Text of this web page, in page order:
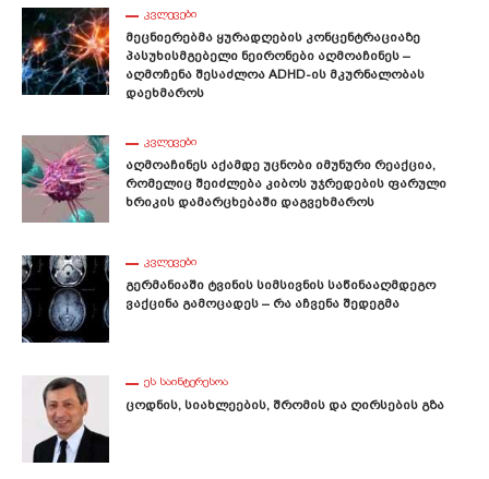
ᲙᲕᲚᲔᲕᲔᲑᲘ
Მეცნიერებმა Ყურადღების Კონცენტრაციაზე
Პასუხისმგებელი Ნეირონები Აღმოაჩინეს –
Აღმოჩენა Შესაძლოა ADHD-Ის Მკურნალობას
Დაეხმაროს
ᲙᲕᲚᲔᲕᲔᲑᲘ
Აღმოაჩინეს Აქამდე Უცნობი Იმუნური Რეაქცია,
Რომელიც Შეიძლება Კიბოს Უჯრედების Ფარული
Ხრიკის Დამარცხებაში Დაგვეხმაროს
ᲙᲕᲚᲔᲕᲔᲑᲘ
Გერმანიაში Ტვინის Სიმსივნის Საწინააღმდეგო
Ვაქცინა Გამოცადეს – Რა Აჩვენა Შედეგმა
ᲔᲡ ᲡᲐᲘᲜᲢᲔᲠᲔᲡᲝᲐ
Ცოდნის, Სიახლეების, Შრომის Და Ღირსების Გზა